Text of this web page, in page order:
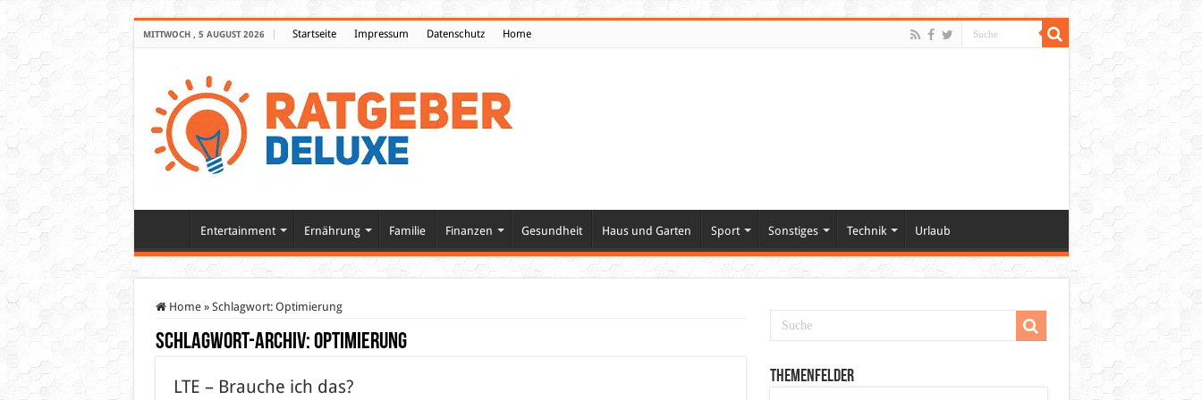
MITTWOCH , 5 AUGUST 2026 Startseite Impressum Datenschutz Home
Entertainment Ernährung Familie Finanzen Gesundheit Haus und Garten Sport Sonstiges Technik Urlaub
Home » Schlagwort: Optimierung
Schlagwort-Archiv:Optimierung
LTE – Brauche ich das? Themenfelder